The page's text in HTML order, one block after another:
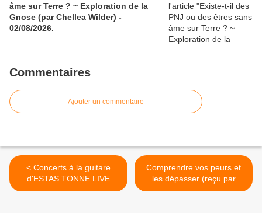
âme sur Terre ? ~ Exploration de la
Gnose (par Chellea Wilder) -
02/08/2026.
Commentaires
Ajouter un commentaire
< Concerts à la guitare
d'ESTAS TONNE LIVE
[GOA - ZURICH]... HD -
Comprendre vos peurs et
les dépasser (reçu par
Monique Mathieu) -